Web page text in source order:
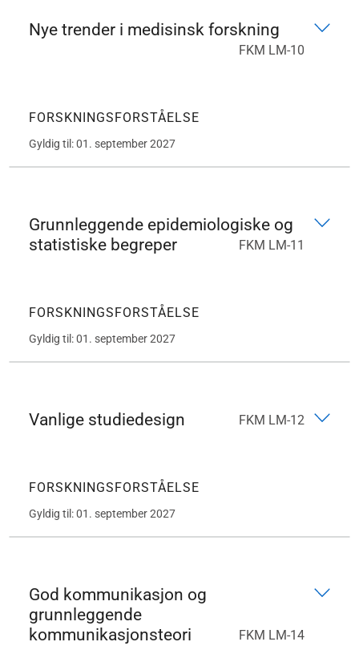
Nye trender i medisinsk forskning
FKM LM-10
FORSKNINGSFORSTÅELSE
Gyldig til: 01. september 2027
Grunnleggende epidemiologiske og
statistiske begreper
FKM LM-11
FORSKNINGSFORSTÅELSE
Gyldig til: 01. september 2027
Vanlige studiedesign FKM LM-12
FORSKNINGSFORSTÅELSE
Gyldig til: 01. september 2027
God kommunikasjon og
grunnleggende
kommunikasjonsteori
FKM LM-14